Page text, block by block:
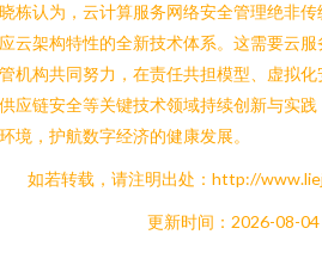
栋认为，云计算服务网络安全管理绝非
云架构特性的全新技术体系。这需要云
机构共同努力，在责任共担模型、虚拟
应链安全等关键技术领域持续创新与实
境，护航数字经济的健康发展。
如若转载，请注明出处：http://
更新时间：2026-08-